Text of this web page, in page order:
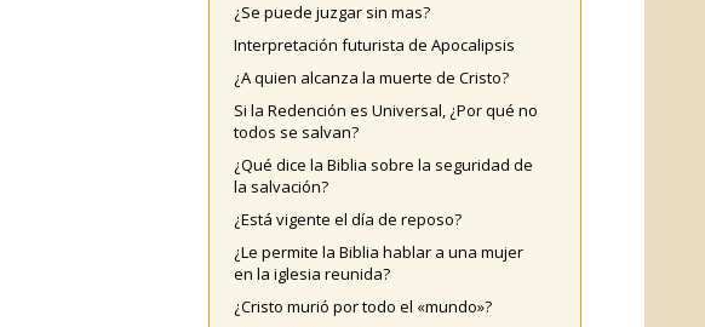
¿Se puede juzgar sin mas?
Interpretación futurista de Apocalipsis
¿A quien alcanza la muerte de Cristo?
Si la Redención es Universal, ¿Por qué no
todos se salvan?
¿Qué dice la Biblia sobre la seguridad de
la salvación?
¿Está vigente el día de reposo?
¿Le permite la Biblia hablar a una mujer
en la iglesia reunida?
¿Cristo murió por todo el «mundo»?